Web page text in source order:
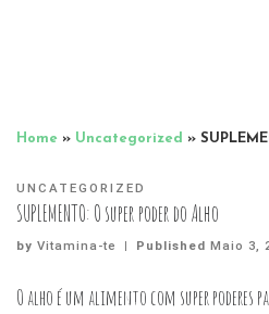
Home » Uncategorized »
UNCATEGORIZED
SUPLEMENTO: O super poder do Alho
by Vitamina-te | PublishedMaio 3,
O alho é um alimento com super poderes